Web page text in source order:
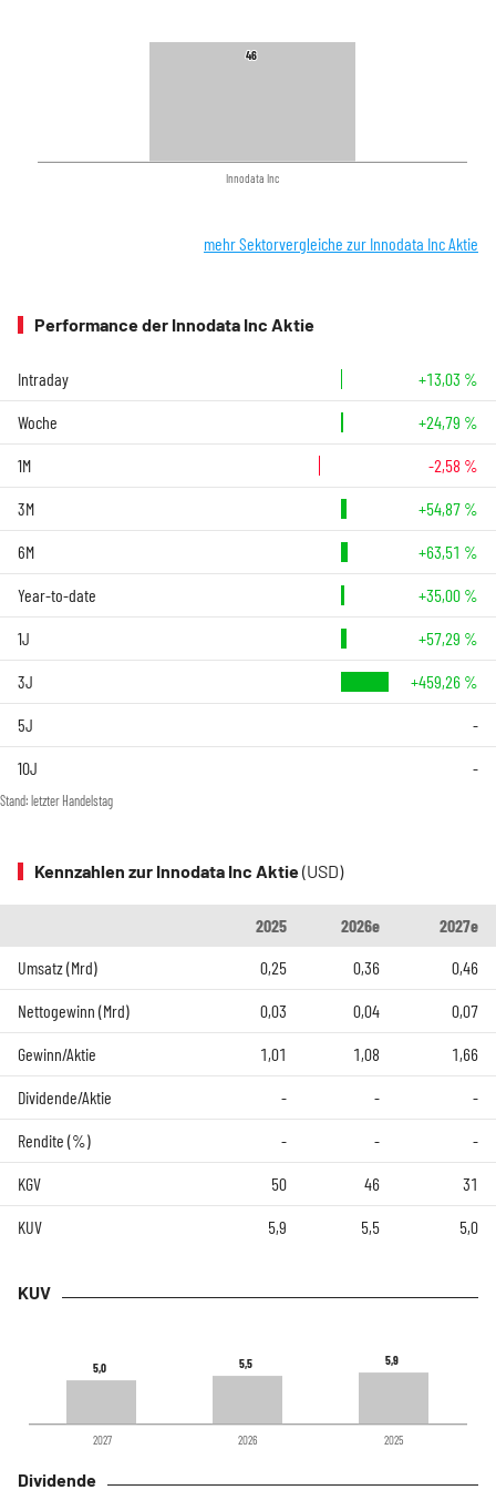
46
46
Innodata Inc
mehr Sektorvergleiche zur Innodata Inc Aktie
Performance der Innodata Inc Aktie
Intraday +13,03 %
Woche +24,79 %
1M -2,58 %
3M +54,87 %
6M +63,51 %
Year-to-date +35,00 %
1J +57,29 %
3J +459,26 %
5J -
10J -
Stand: letzter Handelstag
Kennzahlen zur Innodata Inc Aktie(USD)
2025 2026e
2027e
Umsatz (Mrd)
0,25 0,36 0,46
Nettogewinn (Mrd) 0,03 0,04 0,07
Gewinn/Aktie 1,01 1,08 1,66
Dividende/Aktie - - -
Rendite (%) - - -
KGV 50 46 31
KUV 5,9 5,5 5,0
KUV
5,0
5,0 5,5
5,5 5,9
5,9
2027 2026 2025
Dividende